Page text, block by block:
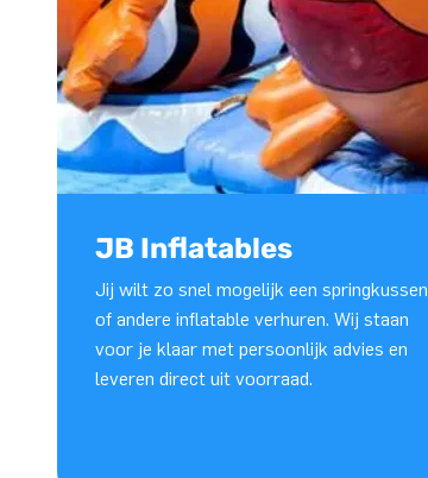
JB Inflatables
Jij wilt zo snel mogelijk een springkussen
of andere inflatable verhuren. Wij staan
voor je klaar met persoonlijk advies en
leveren direct uit voorraad.